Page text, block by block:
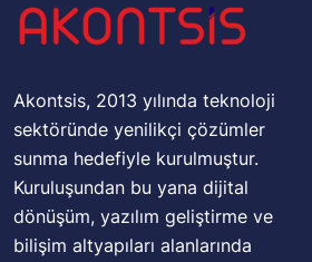
Akontsis, 2013 yılında teknoloji
sektöründe yenilikçi çözümler
sunma hedefiyle kurulmuştur.
Kuruluşundan bu yana dijital
dönüşüm, yazılım geliştirme ve
bilişim altyapıları alanlarında